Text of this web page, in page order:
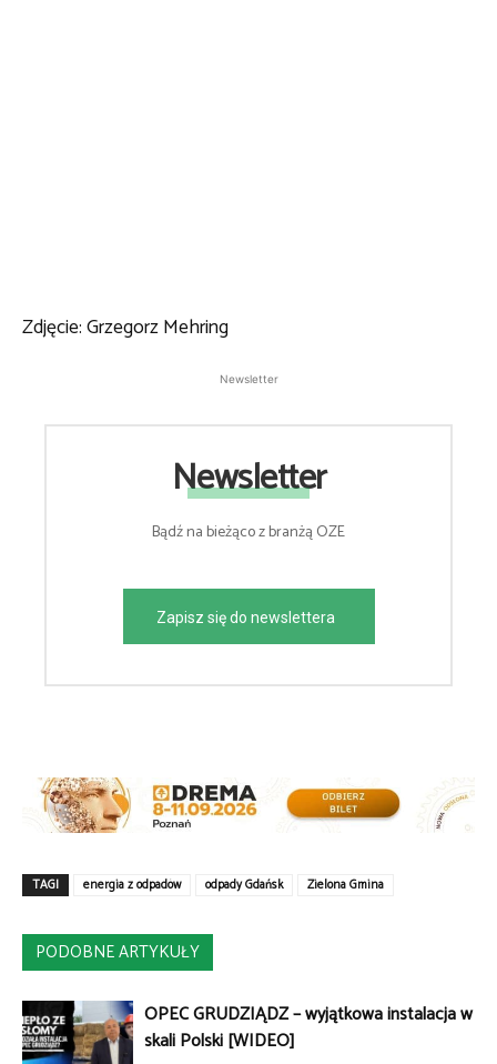
Zdjęcie: Grzegorz Mehring
Newsletter
Newsletter
Bądź na bieżąco z branżą OZE
Zapisz się do newslettera
TAGI energia z odpadów odpady Gdańsk Zielona Gmina
PODOBNE ARTYKUŁY
OPEC GRUDZIĄDZ – wyjątkowa instalacja w
skali Polski [WIDEO]